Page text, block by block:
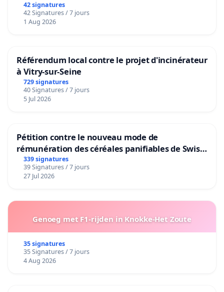
42 signatures
42 Signatures / 7 jours
1 Aug 2026
Référendum local contre le projet d'incinérateur
à Vitry-sur-Seine
729 signatures
40 Signatures / 7 jours
5 Jul 2026
Pétition contre le nouveau mode de
rémunération des céréales panifiables de Swiss
granum basé sur la teneur en protéines
339 signatures
39 Signatures / 7 jours
27 Jul 2026
Genoeg met F1-rijden in Knokke-Het Zoute
35 signatures
35 Signatures / 7 jours
4 Aug 2026